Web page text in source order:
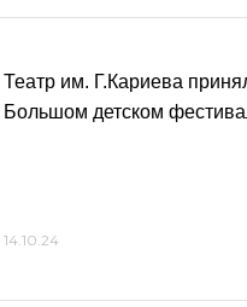
Театр им. Г.Кариева
Большом детском
14.10.24